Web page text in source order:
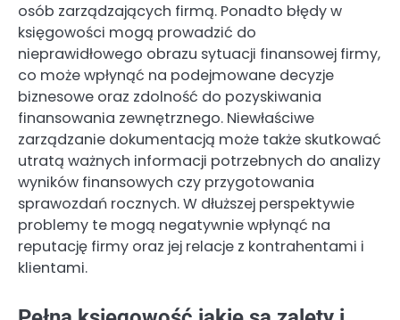
osób zarządzających firmą. Ponadto błędy w
księgowości mogą prowadzić do
nieprawidłowego obrazu sytuacji finansowej firmy,
co może wpłynąć na podejmowane decyzje
biznesowe oraz zdolność do pozyskiwania
finansowania zewnętrznego. Niewłaściwe
zarządzanie dokumentacją może także skutkować
utratą ważnych informacji potrzebnych do analizy
wyników finansowych czy przygotowania
sprawozdań rocznych. W dłuższej perspektywie
problemy te mogą negatywnie wpłynąć na
reputację firmy oraz jej relacje z kontrahentami i
klientami.